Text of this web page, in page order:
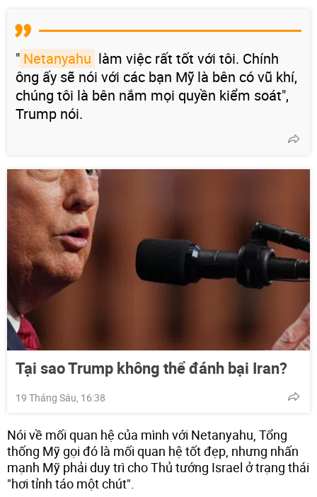
" Netanyahu làm việc rất tốt với tôi. Chính
ông ấy sẽ nói với các bạn Mỹ là bên có vũ khí,
chúng tôi là bên nắm mọi quyền kiểm soát",
Trump nói.
Tại sao Trump không thể đánh bại Iran?
19 Tháng Sáu, 16:38
Nói về mối quan hệ của mình với Netanyahu, Tổng
thống Mỹ gọi đó là mối quan hệ tốt đẹp, nhưng nhấn
mạnh Mỹ phải duy trì cho Thủ tướng Israel ở trạng thái
"hơi tỉnh táo một chút".